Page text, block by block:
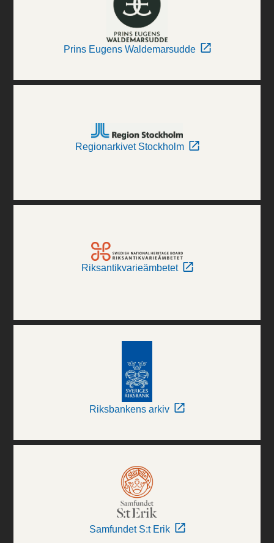
Prins Eugens Waldemarsudde
Regionarkivet Stockholm
Riksantikvarieämbetet
Riksbankens arkiv
Samfundet S:t Erik